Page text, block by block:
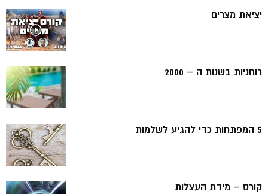
יציאת מצרים
רוחניות בשנות ה – 2000
5 המפתחות כדי להגיע לשלמות
קורס – מידת העצלות